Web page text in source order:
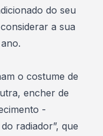
do seu
a sua
o costume de
encher de
-
radiador”, que